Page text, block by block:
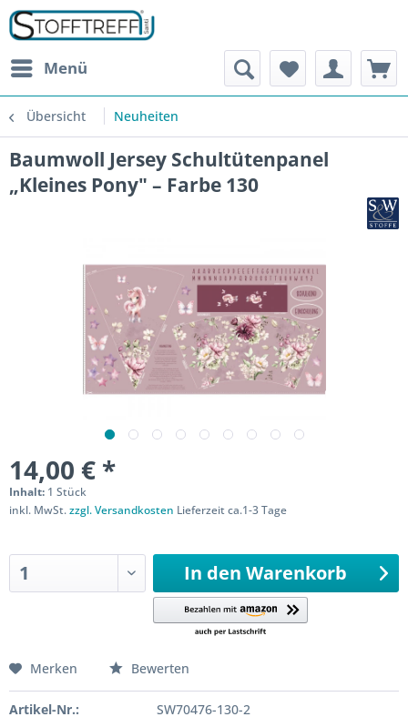
Menü
Übersicht Neuheiten
Baumwoll Jersey Schultütenpanel
„Kleines Pony" – Farbe 130
14,00 € *
Inhalt: 1 Stück
inkl. MwSt.zzgl. Versandkosten Lieferzeit ca.1-3 Tage
In den Warenkorb
Merken Bewerten
Artikel-Nr.: SW70476-130-2